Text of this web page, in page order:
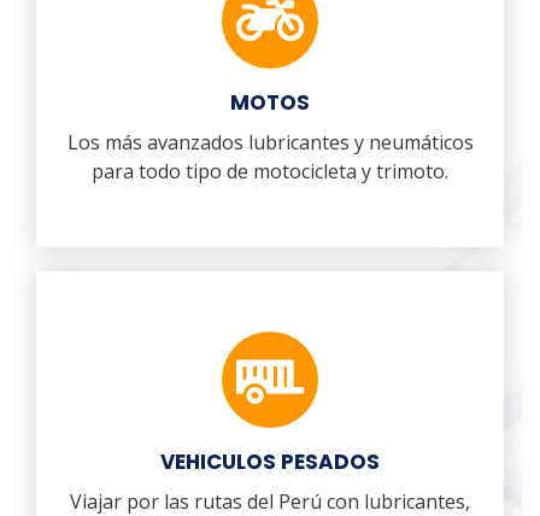
MOTOS
Los más avanzados lubricantes y neumáticos
para todo tipo de motocicleta y trimoto.
VEHICULOS PESADOS
Viajar por las rutas del Perú con lubricantes,